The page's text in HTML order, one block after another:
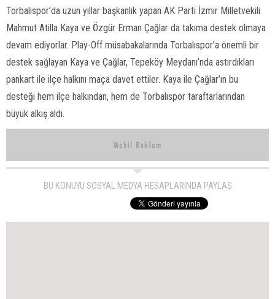
Torbalıspor’da uzun yıllar başkanlık yapan AK Parti İzmir Milletvekili
Mahmut Atilla Kaya ve Özgür Erman Çağlar da takıma destek olmaya
devam ediyorlar. Play-Off müsabakalarında Torbalıspor’a önemli bir
destek sağlayan Kaya ve Çağlar, Tepeköy Meydanı’nda astırdıkları
pankart ile ilçe halkını maça davet ettiler. Kaya ile Çağlar’ın bu
desteği hem ilçe halkından, hem de Torbalıspor taraftarlarından
büyük alkış aldı.
BU KONUYU SOSYAL MEDYA HESAPLARINDA PAYLAŞ